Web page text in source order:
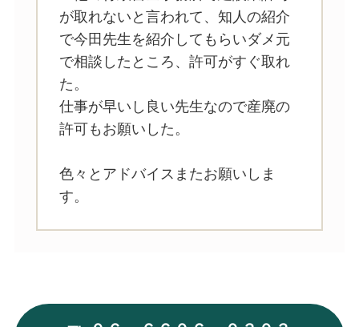
が取れないと言われて、知人の紹介
で今田先生を紹介してもらいダメ元
で相談したところ、許可がすぐ取れ
た。
仕事が早いし良い先生なので産廃の
許可もお願いした。
色々とアドバイスまたお願いしま
す。